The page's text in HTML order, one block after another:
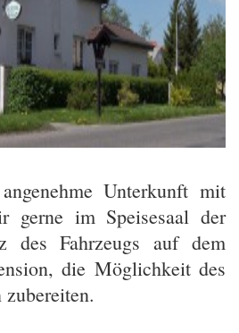
Unterkunft mit
gerne im Speisesaal der
des Fahrzeugs auf dem
die Möglichkeit des